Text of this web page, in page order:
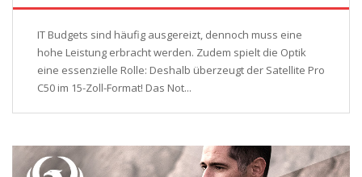
IT Budgets sind häufig ausgereizt, dennoch muss eine
hohe Leistung erbracht werden. Zudem spielt die Optik
eine essenzielle Rolle: Deshalb überzeugt der Satellite Pro
C50 im 15-Zoll-Format! Das Not...